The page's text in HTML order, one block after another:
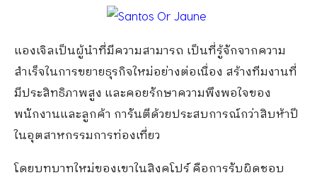
แองเจิลเป็นผู้นำที่มีความสามารถ เป็นที่รู้จักจากความ
สำเร็จในการขยายธุรกิจใหม่อย่างต่อเนื่อง สร้างทีมงานที่
มีประสิทธิภาพสูง และคอยรักษาความพึงพอใจของ
พนักงานและลูกค้า การันตีด้วยประสบการณ์กว่าสิบห้าปี
ในอุตสาหกรรมการท่องเที่ยว
โดยบทบาทใหม่ของเขาในสิงคโปร์ คือการรับผิดชอบ